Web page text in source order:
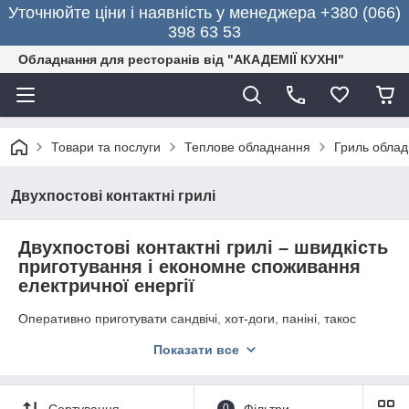
Уточнюйте ціни і наявність у менеджера +380 (066)
398 63 53
Обладнання для ресторанів від "АКАДЕМІЇ КУХНІ"
Товари та послуги Теплове обладнання Гриль
Двухпостові контактні грилі
Двухпостові контактні грилі – швидкість
приготування і економне споживання
електричної енергії
Оперативно приготувати сандвічі, хот-доги, паніні, такос
двухпостові контактні грилі. Техніка відмінно підходить для
супермаркетів, торгових центрів. Завдяки наявності
спеціального терморегулятора страву можна приготувати
Показати все